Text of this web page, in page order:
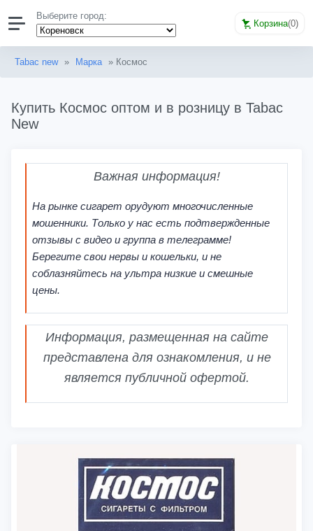
Выберите город:
Корзина(0)
Tabac new » Марка » Космос
Купить Космос оптом и в розницу в Tabac
New
Важная информация!
На рынке сигарет орудуют многочисленные
мошенники. Только у нас есть подтвержденные
отзывы с видео и группа в телеграмме!
Берегите свои нервы и кошельки, и не
соблазняйтесь на ультра низкие и смешные
цены.
Информация, размещенная на сайте
представлена для ознакомления, и не
является публичной офертой.